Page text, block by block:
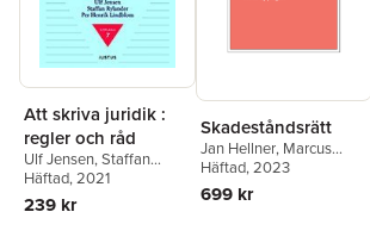
Att skriva juridik :
regler och råd
Ulf Jensen,Staffan
Rylander,Per Henrik
Lindblom
Häftad, 2021
239 kr
Skadeståndsrätt
Jan Hellner, Marcus
Radetzki
Häftad, 2023
699 kr